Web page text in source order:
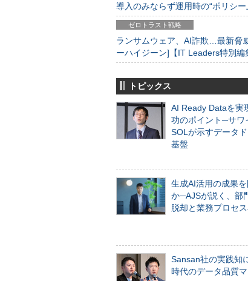
導入のみならず運用時の“ポリシ
ゼロトラスト戦略
ランサムウェア、AI詐欺…最新脅
ーハイジーン]【IT Leaders特別編
トピックス
AI Ready Dataを実
功のポイント─サワ
SOLが示すデータ
基盤
生成AI活用の成果
か─AJSが説く、部
脱却と業務プロセ
Sansan社の実践知
時代のデータ品質